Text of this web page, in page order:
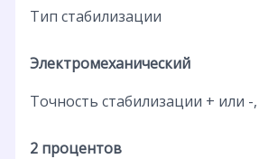
Тип стабилизации
Электромеханический
Точность стабилизации + или
2 процентов